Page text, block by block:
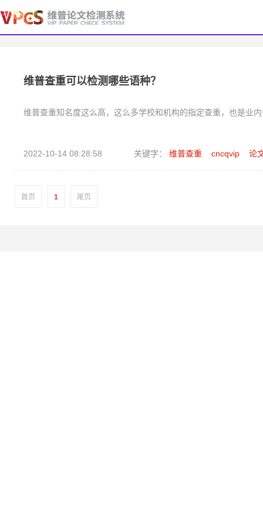
维普查重可以检测哪些语种？
维普查重知名度这么高，这么多学校和机构的指定查重，也是业
2022-10-14 08:28:58 关键字： 维普查重 cncqvip 论
首页 1 尾页